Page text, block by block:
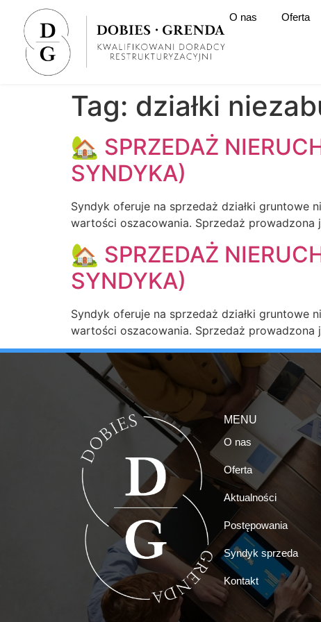
O nas Oferta
Tag: działki
🏡 SPRZEDAŻ
SYNDYKA)
Syndyk oferuje na sprzedaż działki gruntowe
wartości oszacowania. Sprzedaż
🏡 SPRZEDAŻ
SYNDYKA)
Syndyk oferuje na sprzedaż działki gruntowe
wartości oszacowania. Sprzedaż
MENU
O nas
Oferta
Aktualności
Postępowania
Syndyk sprzeda
Kontakt